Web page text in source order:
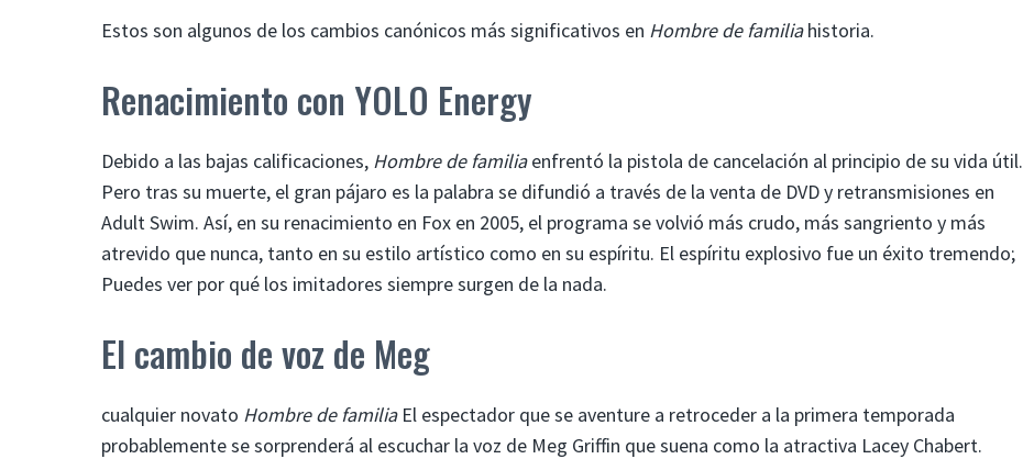
Estos son algunos de los cambios canónicos más significativos en Hombre de familiahistoria.
Renacimiento con YOLO Energy
Debido a las bajas calificaciones, Hombre de familiaenfrentó la pistola de cancelación al principio de su vida útil.
Pero tras su muerte, el gran pájaro es la palabra se difundió a través de la venta de DVD y retransmisiones en
Adult Swim. Así, en su renacimiento en Fox en 2005, el programa se volvió más crudo, más sangriento y más
atrevido que nunca, tanto en su estilo artístico como en su espíritu. El espíritu explosivo fue un éxito tremendo;
Puedes ver por qué los imitadores siempre surgen de la nada.
El cambio de voz de Meg
cualquier novato Hombre de familiaEl espectador que se aventure a retroceder a la primera temporada
probablemente se sorprenderá al escuchar la voz de Meg Griffin que suena como la atractiva Lacey Chabert.